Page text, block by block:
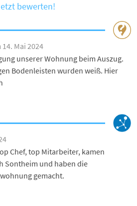
bewerten!
14. Mai 2024
unserer Wohnung beim Auszug.
Bodenleisten wurden weiß. Hier
Chef, top Mitarbeiter, kamen
Sontheim und haben die
gemacht.